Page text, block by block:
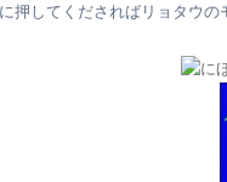
押してくださればリョタウの